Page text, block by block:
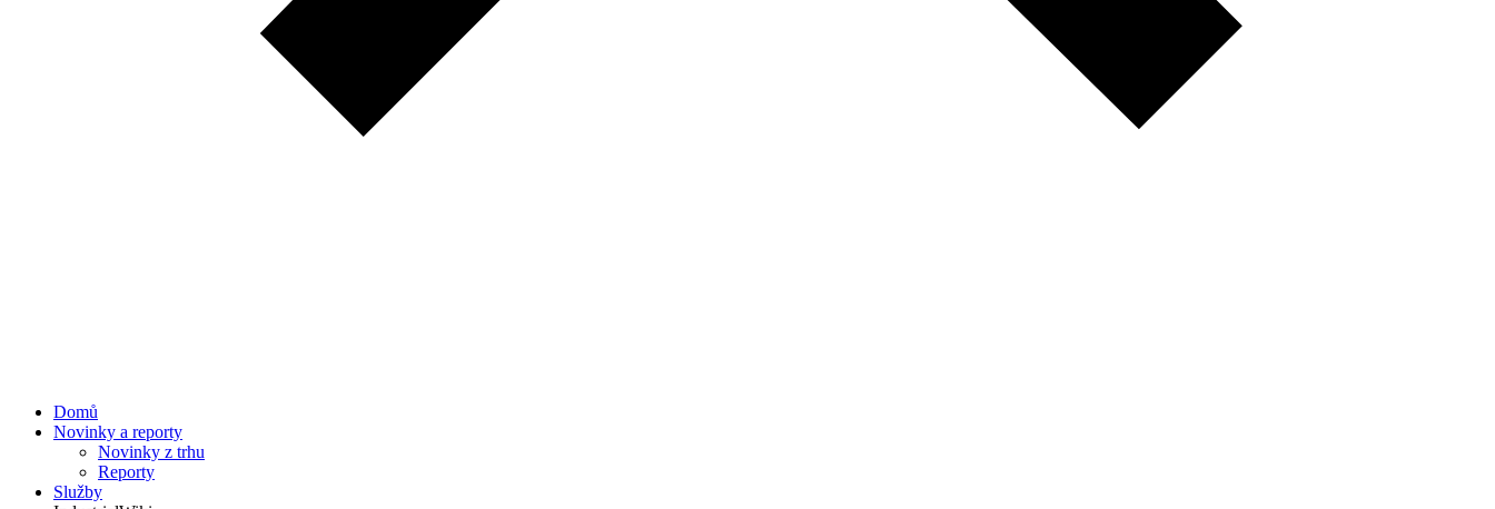
Domů
Novinky a reporty
Novinky z trhu
Reporty
Služby